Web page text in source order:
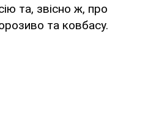
та, звісно ж, про
та ковбасу.